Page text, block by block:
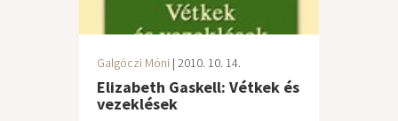
Galgóczi Móni | 2010. 10. 14.
Elizabeth Gaskell: Vétkek és
vezeklések